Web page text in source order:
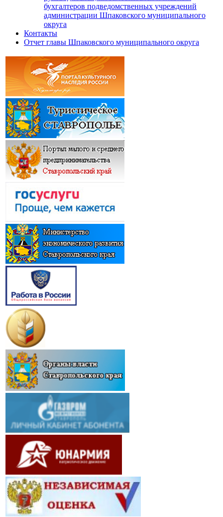
бухгалтеров подведомственных учреждений
администрации Шпаковского муниципального
округа
Контакты
Отчет главы Шпаковского муниципального округа